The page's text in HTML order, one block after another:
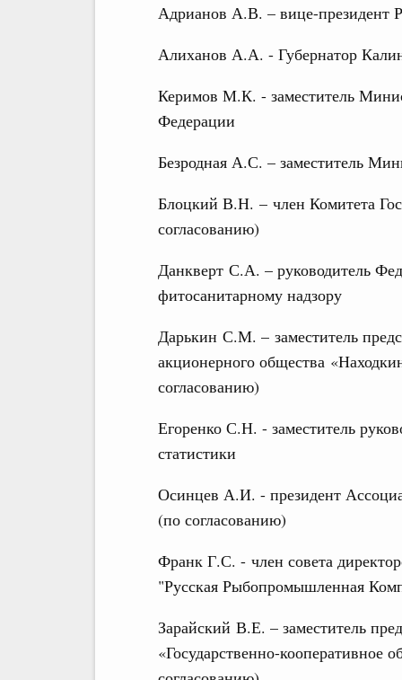
Адрианов А.В. – вице-президент
Алиханов А.А. - Губернатор
Керимов М.К. - заместитель
Федерации
Безродная А.С. – заместитель
Блоцкий В.Н. – член Комитета
согласованию)
Данкверт С.А. – руководитель
фитосанитарному надзору
Дарькин С.М. – заместитель
акционерного общества
согласованию)
Егоренко С.Н. - заместитель
статистики
Осинцев А.И. - президент
(по согласованию)
Франк Г.С. - член совета
"Русская Рыбопромышленная
Зарайский В.Е. – заместитель
«Государственно-кооперативное